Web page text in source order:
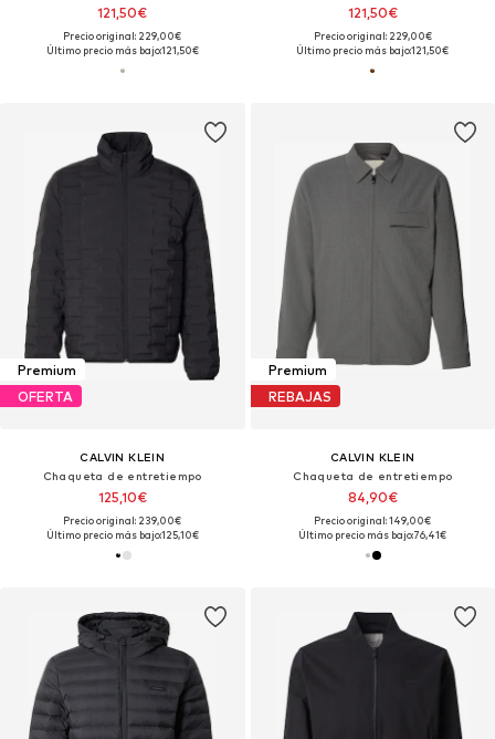
121,50€
Precio original: 229,00€
Último precio más bajo:121,50€
121,50€
Precio original: 229,00€
Último precio más bajo:121,50€
Premium
OFERTA
CALVIN KLEIN
Chaqueta de entretiempo
125,10€
Precio original: 239,00€
Último precio más bajo:125,10€
Premium
REBAJAS
CALVIN KLEIN
Chaqueta de entretiempo
84,90€
Precio original: 149,00€
Último precio más bajo:76,41€